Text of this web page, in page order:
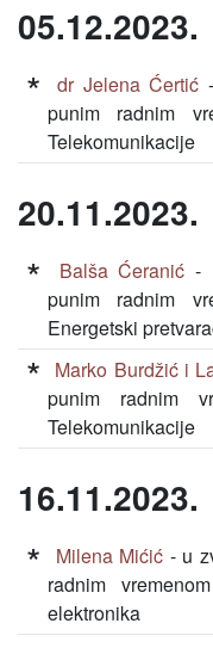
05.12.2023.
dr Jelena Ćertić
punim radnim
Telekomunikacije
20.11.2023.
Balša Ćeranić -
punim radnim
Energetski
Marko Burdžić i
punim radnim
Telekomunikacije
16.11.2023.
Milena Mićić - u
radnim
elektronika